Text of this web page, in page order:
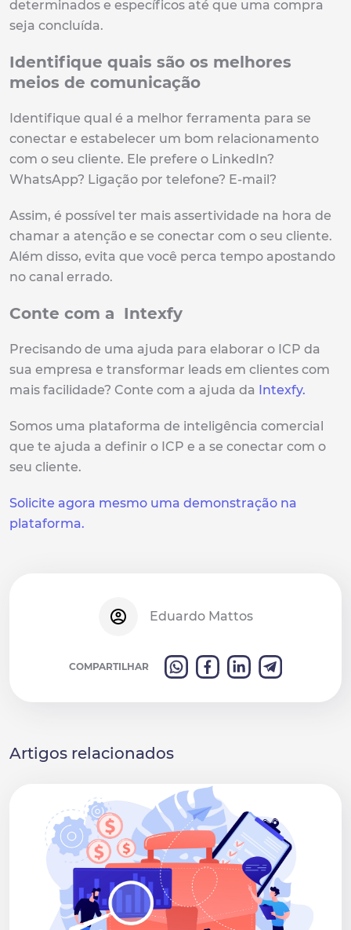
determinados e específicos até que uma compra
seja concluída.
Identifique quais são os melhores
meios de comunicação
Identifique qual é a melhor ferramenta para se
conectar e estabelecer um bom relacionamento
com o seu cliente. Ele prefere o LinkedIn?
WhatsApp? Ligação por telefone? E-mail?
Assim, é possível ter mais assertividade na hora de
chamar a atenção e se conectar com o seu cliente.
Além disso, evita que você perca tempo apostando
no canal errado.
Conte com a Intexfy
Precisando de uma ajuda para elaborar o ICP da
sua empresa e transformar leads em clientes com
mais facilidade? Conte com a ajuda da Intexfy.
Somos uma plataforma de inteligência comercial
que te ajuda a definir o ICP e a se conectar com o
seu cliente.
Solicite agora mesmo uma demonstração na
plataforma.
Eduardo Mattos
COMPARTILHAR
Artigos relacionados